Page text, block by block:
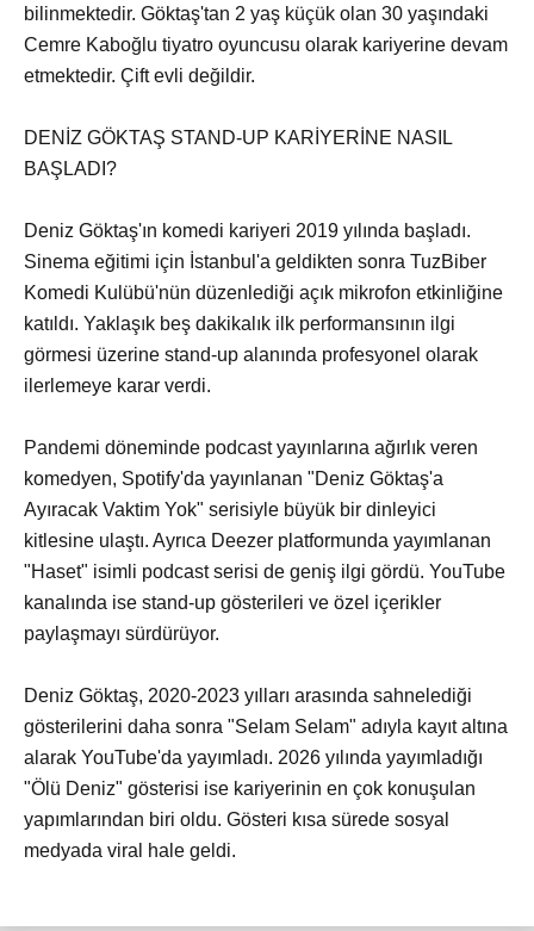
bilinmektedir. Göktaş'tan 2 yaş küçük olan 30 yaşındaki
Cemre Kaboğlu tiyatro oyuncusu olarak kariyerine devam
etmektedir. Çift evli değildir.
DENİZ GÖKTAŞ STAND-UP KARİYERİNE NASIL
BAŞLADI?
Deniz Göktaş'ın komedi kariyeri 2019 yılında başladı.
Sinema eğitimi için İstanbul'a geldikten sonra TuzBiber
Komedi Kulübü'nün düzenlediği açık mikrofon etkinliğine
katıldı. Yaklaşık beş dakikalık ilk performansının ilgi
görmesi üzerine stand-up alanında profesyonel olarak
ilerlemeye karar verdi.
Pandemi döneminde podcast yayınlarına ağırlık veren
komedyen, Spotify'da yayınlanan "Deniz Göktaş'a
Ayıracak Vaktim Yok" serisiyle büyük bir dinleyici
kitlesine ulaştı. Ayrıca Deezer platformunda yayımlanan
"Haset" isimli podcast serisi de geniş ilgi gördü. YouTube
kanalında ise stand-up gösterileri ve özel içerikler
paylaşmayı sürdürüyor.
Deniz Göktaş, 2020-2023 yılları arasında sahnelediği
gösterilerini daha sonra "Selam Selam" adıyla kayıt altına
alarak YouTube'da yayımladı. 2026 yılında yayımladığı
"Ölü Deniz" gösterisi ise kariyerinin en çok konuşulan
yapımlarından biri oldu. Gösteri kısa sürede sosyal
medyada viral hale geldi.